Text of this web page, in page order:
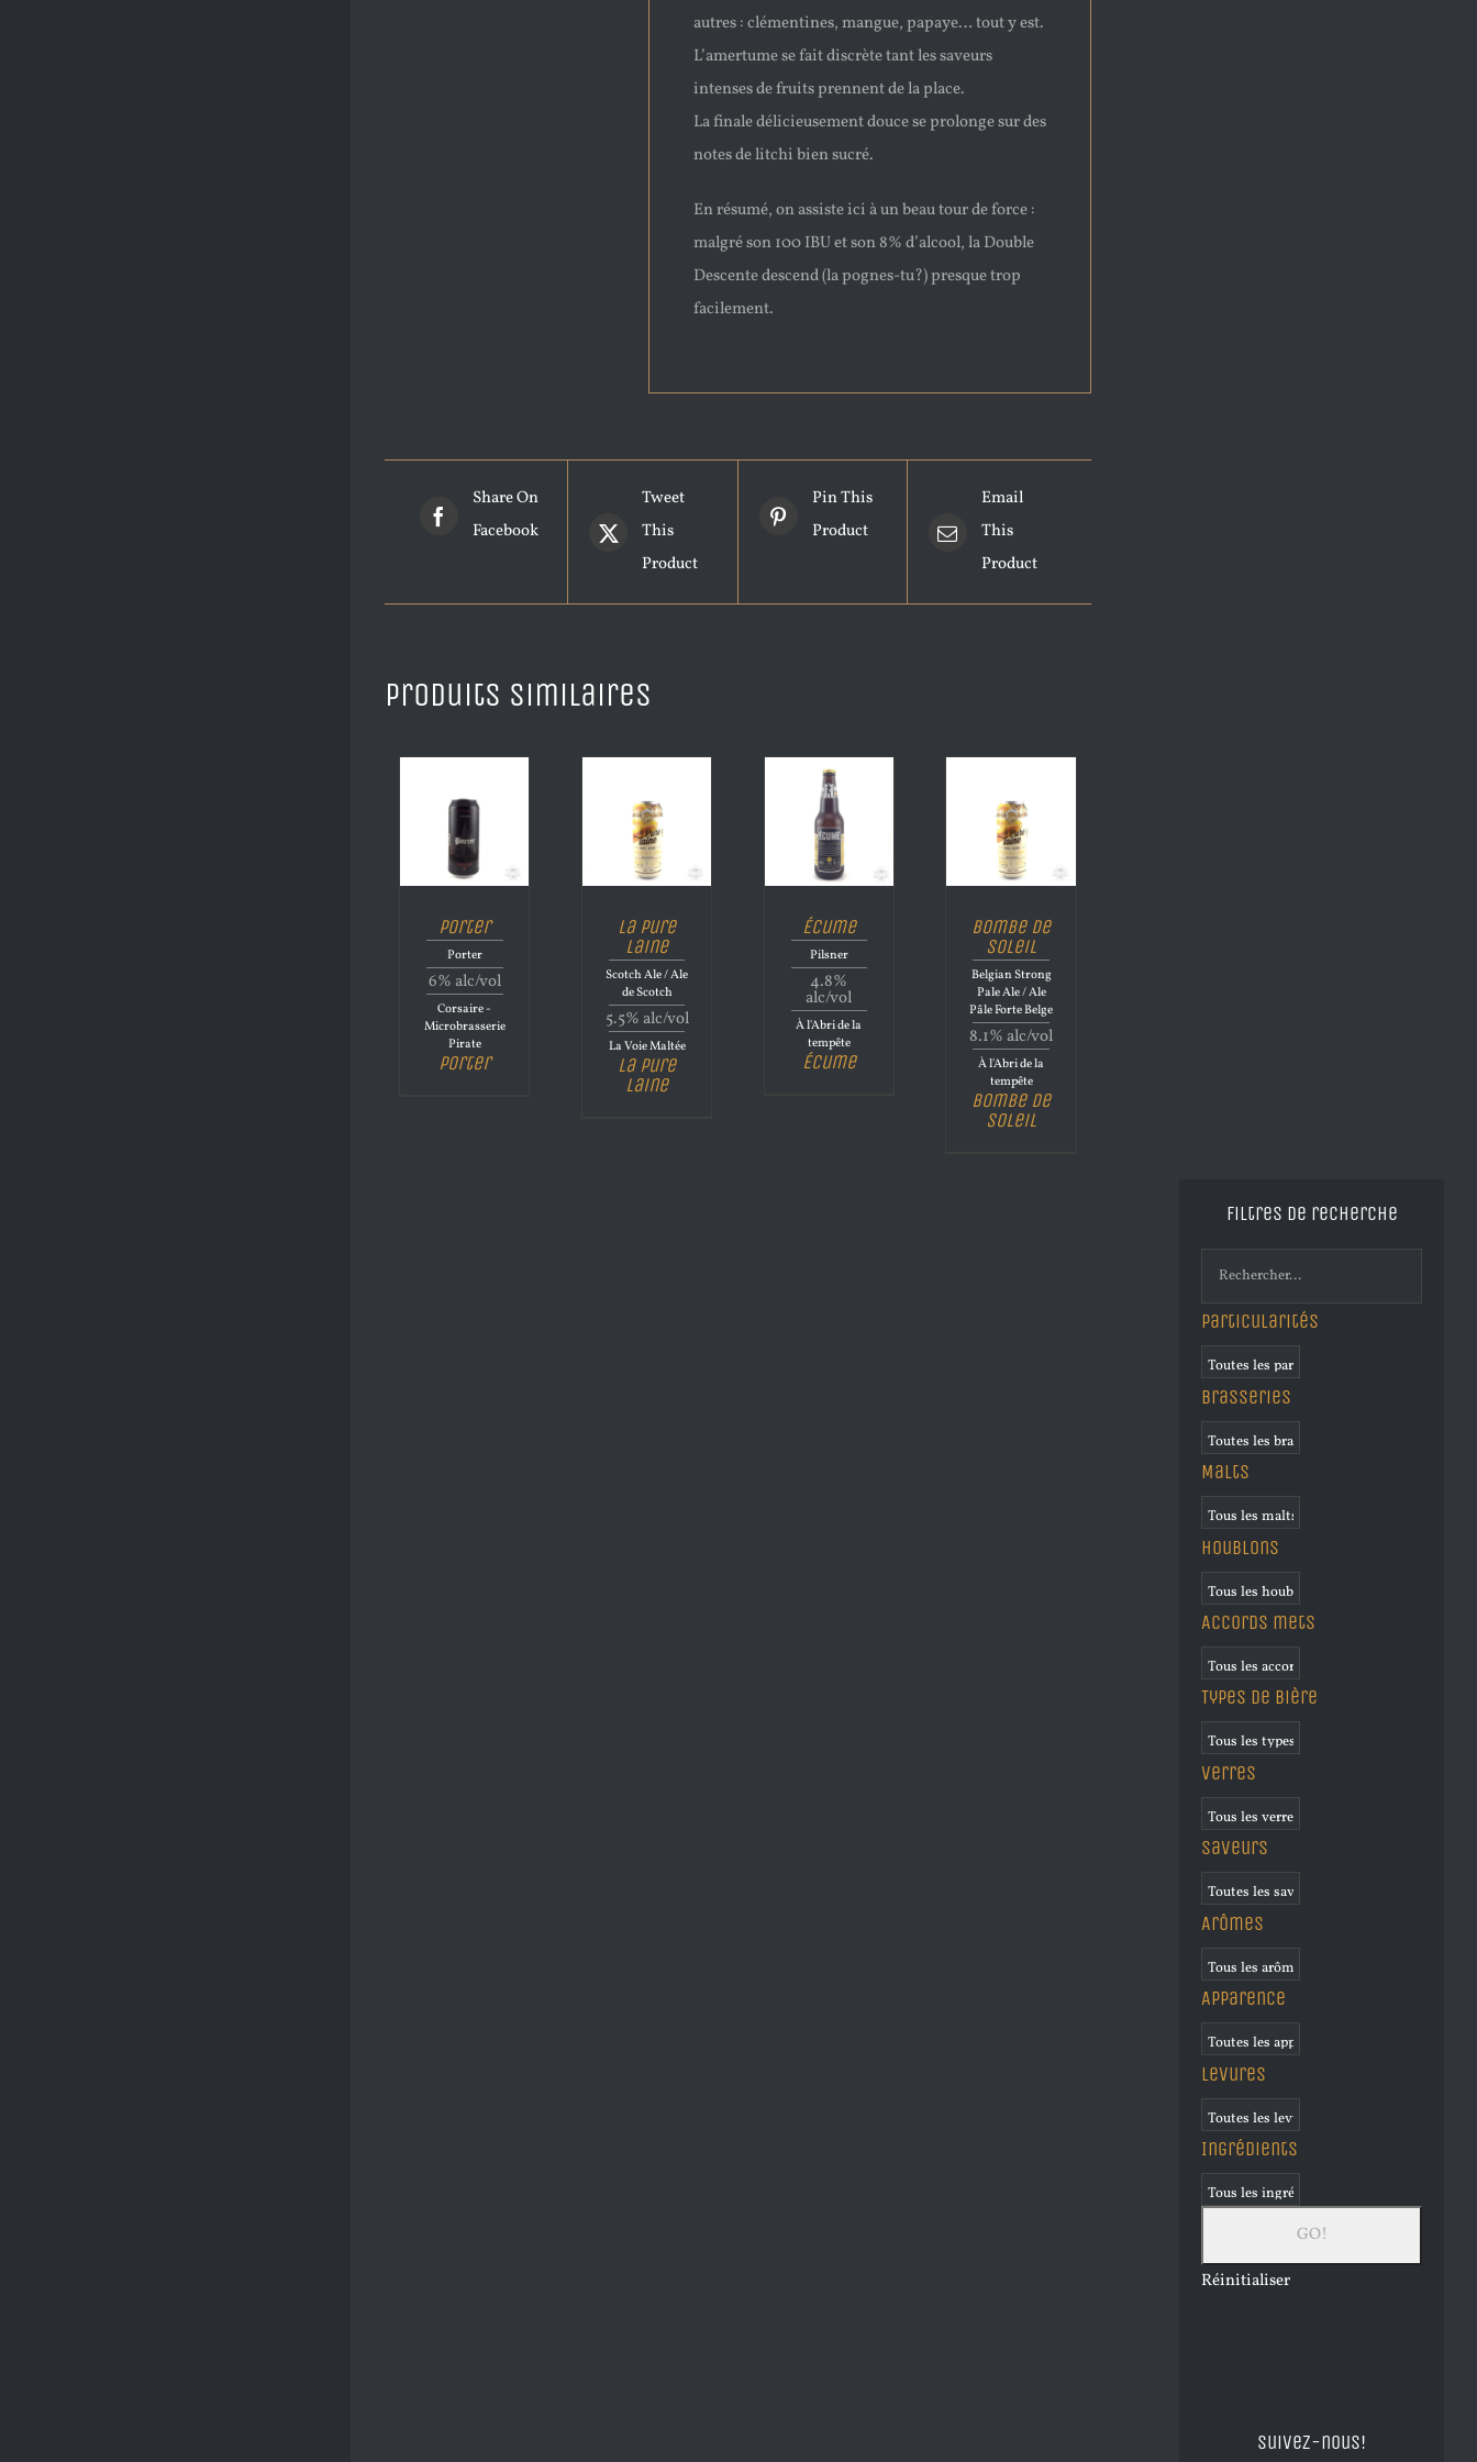
autres : clémentines, mangue, papaye… tout y est.
L’amertume se fait discrète tant les saveurs
intenses de fruits prennent de la place.
La finale délicieusement douce se prolonge sur des
notes de litchi bien sucré.
En résumé, on assiste ici à un beau tour de force :
malgré son 100 IBU et son 8% d’alcool, la Double
Descente descend (la pognes-tu?) presque trop
facilement.
Share On
Facebook
Tweet
This
Product
Pin This
Product
Email
This
Product
Produits similaires
Porter
Porter
6% alc/vol
Corsaire -
Microbrasserie
Pirate
Porter
La Pure
Laine
Scotch Ale / Ale
de Scotch
5.5% alc/vol
La Voie Maltée
La Pure
Laine
Écume
Pilsner
4.8%
alc/vol
À l'Abri de la
tempête
Écume
Bombe de
Soleil
Belgian Strong
Pale Ale / Ale
Pâle Forte Belge
8.1% alc/vol
À l'Abri de la
tempête
Bombe de
Soleil
Filtres de recherche
Particularités
Brasseries
Malts
Houblons
Accords mets
Types de bière
Verres
Saveurs
Arômes
Apparence
Levures
Ingrédients
Réinitialiser
Suivez-nous!